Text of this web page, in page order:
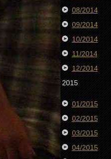
08/2014
09/2014
10/2014
11/2014
12/2014
2015
01/2015
02/2015
03/2015
04/2015